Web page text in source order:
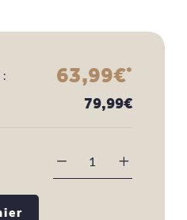
: 63,99€*
79,99€
+
-